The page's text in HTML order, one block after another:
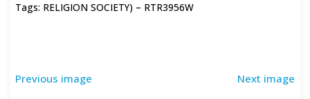
Tags: RELIGION SOCIETY) – RTR3956W
Previous image Next image